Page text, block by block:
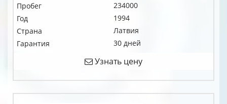
Пробег
234000
Год
1994
Страна
Латвия
Гарантия
30 дней
Узнать цену